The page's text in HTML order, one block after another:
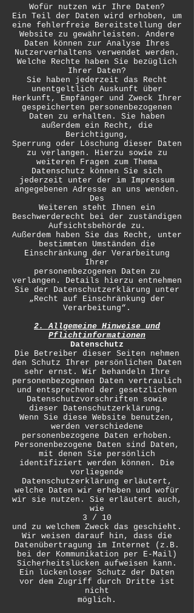
Wofür nutzen wir Ihre Daten?
Ein Teil der Daten wird erhoben, um
eine fehlerfreie Bereitstellung der
Website zu gewährleisten. Andere
Daten können zur Analyse Ihres
Nutzerverhaltens verwendet werden.
Welche Rechte haben Sie bezüglich
Ihrer Daten?
Sie haben jederzeit das Recht
unentgeltlich Auskunft über
Herkunft, Empfänger und Zweck Ihrer
gespeicherten personenbezogenen
Daten zu erhalten. Sie haben
außerdem ein Recht, die
Berichtigung,
Sperrung oder Löschung dieser Daten
zu verlangen. Hierzu sowie zu
weiteren Fragen zum Thema
Datenschutz können Sie sich
jederzeit unter der im Impressum
angegebenen Adresse an uns wenden.
Des
Weiteren steht Ihnen ein
Beschwerderecht bei der zuständigen
Aufsichtsbehörde zu.
Außerdem haben Sie das Recht, unter
bestimmten Umständen die
Einschränkung der Verarbeitung
Ihrer
personenbezogenen Daten zu
verlangen. Details hierzu entnehmen
Sie der Datenschutzerklärung unter
„Recht auf Einschränkung der
Verarbeitung“.
2. Allgemeine Hinweise und
Pflichtinformationen
Datenschutz
Die Betreiber dieser Seiten nehmen
den Schutz Ihrer persönlichen Daten
sehr ernst. Wir behandeln Ihre
personenbezogenen Daten vertraulich
und entsprechend der gesetzlichen
Datenschutzvorschriften sowie
dieser Datenschutzerklärung.
Wenn Sie diese Website benutzen,
werden verschiedene
personenbezogene Daten erhoben.
Personenbezogene Daten sind Daten,
mit denen Sie persönlich
identifiziert werden können. Die
vorliegende
Datenschutzerklärung erläutert,
welche Daten wir erheben und wofür
wir sie nutzen. Sie erläutert auch,
wie
3 / 10
und zu welchem Zweck das geschieht.
Wir weisen darauf hin, dass die
Datenübertragung im Internet (z.B.
bei der Kommunikation per E-Mail)
Sicherheitslücken aufweisen kann.
Ein lückenloser Schutz der Daten
vor dem Zugriff durch Dritte ist
nicht
möglich.